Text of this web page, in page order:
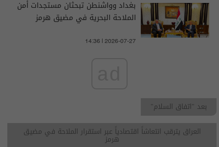
بغداد وواشنطن تبحثان مستجدات أمن
الملاحة البحرية في مضيق هرمز
14:36 | 2026-07-27
بعد "اتفاق السلام"
العراق يترقب انتعاشاً اقتصادياً عبر استقرار الملاحة في مضيق
هرمز